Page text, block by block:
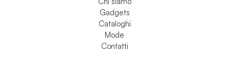
Home
Chi siamo
Gadgets
Cataloghi